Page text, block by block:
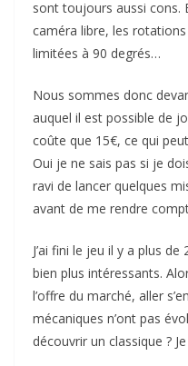
sont toujours aussi cons.
caméra libre, les
limitées à 90 degrés…
Nous sommes donc
auquel il est possible de
coûte que 15€, ce qui
Oui je ne sais pas si je
ravi de lancer quelques
avant de me rendre
J’ai fini le jeu il y a plus
bien plus intéressants.
l’offre du marché, aller
mécaniques n’ont pas
découvrir un classique ?